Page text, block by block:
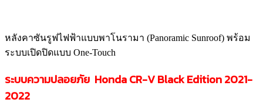
หลังคาซันรูฟไฟฟ้าแบบพาโนรามา (Panoramic Sunroof) พร้อม
ระบบเปิดปิดแบบ One-Touch
ระบบความปลอยภัย Honda CR-V Black Edition 2021-
2022